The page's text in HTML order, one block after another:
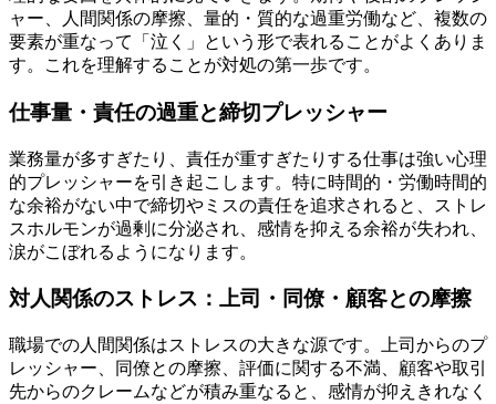
ャー、人間関係の摩擦、量的・質的な過重労働など、複数の
要素が重なって「泣く」という形で表れることがよくありま
す。これを理解することが対処の第一歩です。
仕事量・責任の過重と締切プレッシャー
業務量が多すぎたり、責任が重すぎたりする仕事は強い心理
的プレッシャーを引き起こします。特に時間的・労働時間的
な余裕がない中で締切やミスの責任を追求されると、ストレ
スホルモンが過剰に分泌され、感情を抑える余裕が失われ、
涙がこぼれるようになります。
対人関係のストレス：上司・同僚・顧客との摩擦
職場での人間関係はストレスの大きな源です。上司からのプ
レッシャー、同僚との摩擦、評価に関する不満、顧客や取引
先からのクレームなどが積み重なると、感情が抑えきれなく